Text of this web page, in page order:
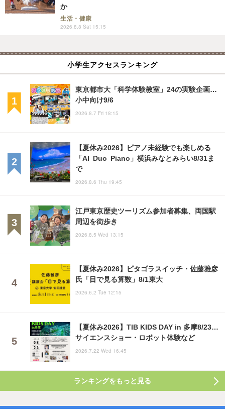
か
生活・健康
2026.8.8 Sat 15:15
小学生アクセスランキング
東京都市大「科学体験教室」24の実験企画…
小中向け9/6
2026.8.7 Fri 18:15
【夏休み2026】ピアノ未経験でも楽しめる
「AI Duo Piano」横浜みなとみらい8/31ま
で
2026.8.6 Thu 19:45
江戸東京歴史ツーリズム参加者募集、両国駅
周辺を街歩き
2026.8.5 Wed 13:15
【夏休み2026】ピタゴラスイッチ・佐藤雅彦
氏「目で見る算数」8/1東大
2026.6.2 Tue 12:15
【夏休み2026】TIB KIDS DAY in 多摩8/23…
サイエンスショー・ロボット体験など
2026.7.22 Wed 16:45
ランキングをもっと見る